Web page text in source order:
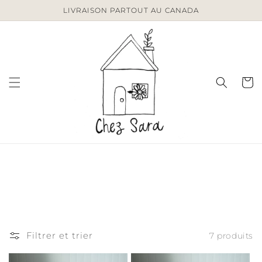
au
LIVRAISON PARTOUT AU CANADA
Panier
Filtrer et trier 7 produits